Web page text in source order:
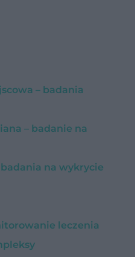
– badania
– badanie na
na wykrycie
leczenia